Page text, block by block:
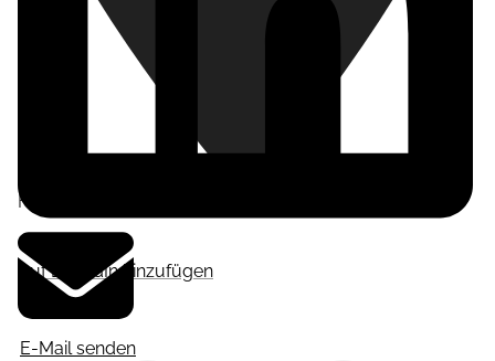
Auf LinkedIn hinzufügen
Frankfurt am Main
E-Mail senden